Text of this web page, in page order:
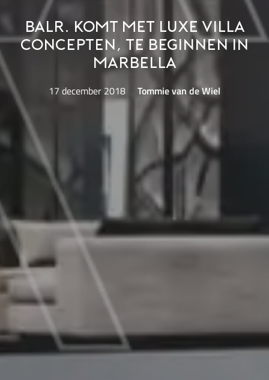
BALR. komt met luxe villa
concepten, te beginnen in
Marbella
17 december 2018 Tommie van de Wiel